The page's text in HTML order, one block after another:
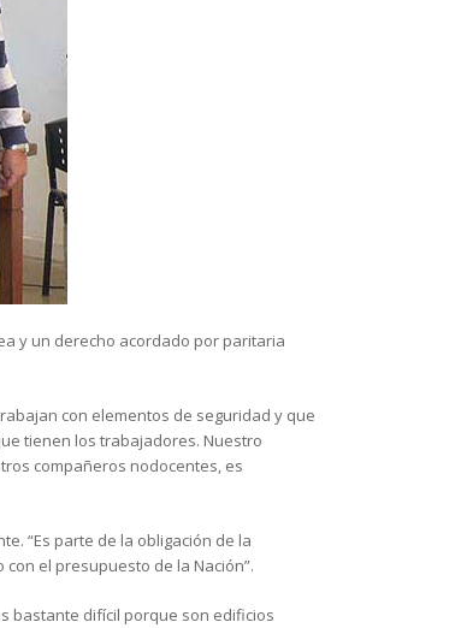
y un derecho acordado por paritaria
con elementos de seguridad y que
tienen los trabajadores. Nuestro
compañeros nodocentes, es
“Es parte de la obligación de la
el presupuesto de la Nación”.
bastante difícil porque son edificios